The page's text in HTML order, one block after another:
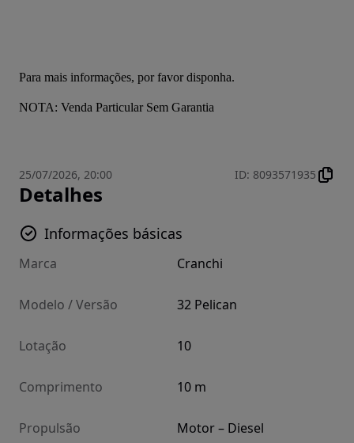
Para mais informações, por favor disponha.
NOTA: Venda Particular Sem Garantia
25/07/2026, 20:00 ID: 8093571935
Detalhes
Informações básicas
Marca Cranchi
Modelo / Versão 32 Pelican
Lotação 10
Comprimento 10 m
Propulsão Motor – Diesel